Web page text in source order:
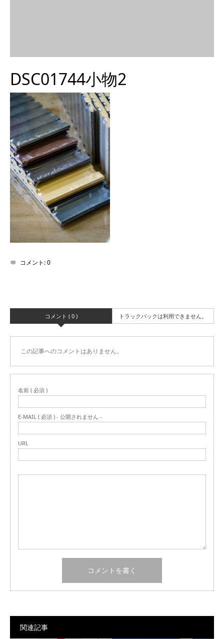
DSC01744小物2
コメント:0
コメント ( 0 ) トラックバックは利用できません。
この記事へのコメントはありません。
名前 ( 必須 )
E-MAIL ( 必須 ) - 公開されません -
URL
関連記事